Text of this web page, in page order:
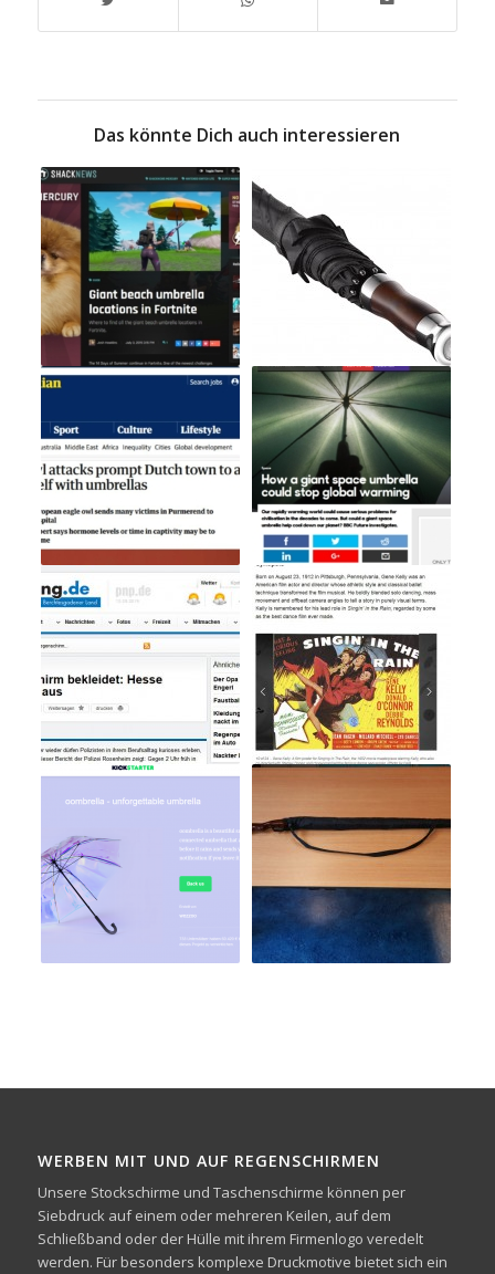
Das könnte Dich auch interessieren
WERBEN MIT UND AUF REGENSCHIRMEN
Unsere Stockschirme und Taschenschirme können per
Siebdruck auf einem oder mehreren Keilen, auf dem
Schließband oder der Hülle mit ihrem Firmenlogo veredelt
werden. Für besonders komplexe Druckmotive bietet sich ein